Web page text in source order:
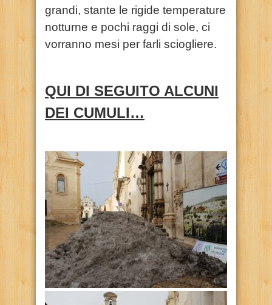
grandi, stante le rigide temperature
notturne e pochi raggi di sole, ci
vorranno mesi per farli sciogliere.
QUI DI SEGUITO ALCUNI
DEI CUMULI…